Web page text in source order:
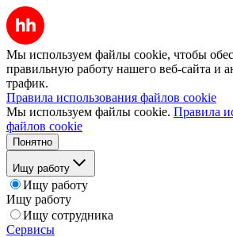
Мы используем файлы cookie, чтобы
правильную работу нашего веб-сайта и
трафик.
Правила использования файлов cookie
Мы используем файлы cookie. Правила
файлов cookie
Понятно
Ищу работу
Ищу работу
Ищу работу
Ищу сотрудника
Сервисы